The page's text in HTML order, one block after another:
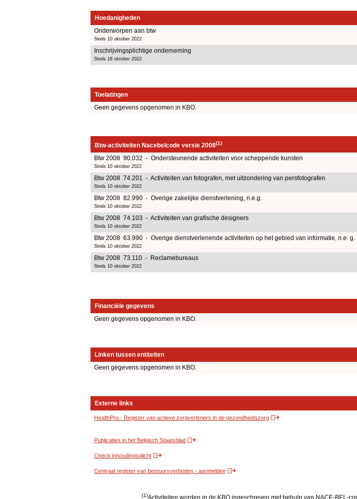
Hoedanigheden
Onderworpen aan btw
Sinds 10 oktober 2022
Inschrijvingsplichtige onderneming
Sinds 18 oktober 2022
Toelatingen
Geen gegevens opgenomen in KBO.
Btw-activiteiten Nacebelcode versie 2008(1)
Btw 2008 90.032 - Ondersteunende activiteiten voor scheppende kunsten
Sinds 10 oktober 2022
Btw 2008 74.201 - Activiteiten van fotografen, met uitzondering van persfotografen
Sinds 10 oktober 2022
Btw 2008 82.990 - Overige zakelijke dienstverlening, n.e.g.
Sinds 10 oktober 2022
Btw 2008 74.103 - Activiteiten van grafische designers
Sinds 10 oktober 2022
Btw 2008 63.990 - Overige dienstverlenende activiteiten op het gebied van informatie, n.e. g.
Sinds 10 oktober 2022
Btw 2008 73.110 - Reclamebureaus
Sinds 10 oktober 2022
Financiële gegevens
Geen gegevens opgenomen in KBO.
Linken tussen entiteiten
Geen gegevens opgenomen in KBO.
Externe links
HealthPro - Register van actieve zorgverleners in de gezondheidszorg
Publicaties in het Belgisch Staatsblad
Check inhoudingsplicht
Centraal register van bestuursverboden - aanmelden
(1)